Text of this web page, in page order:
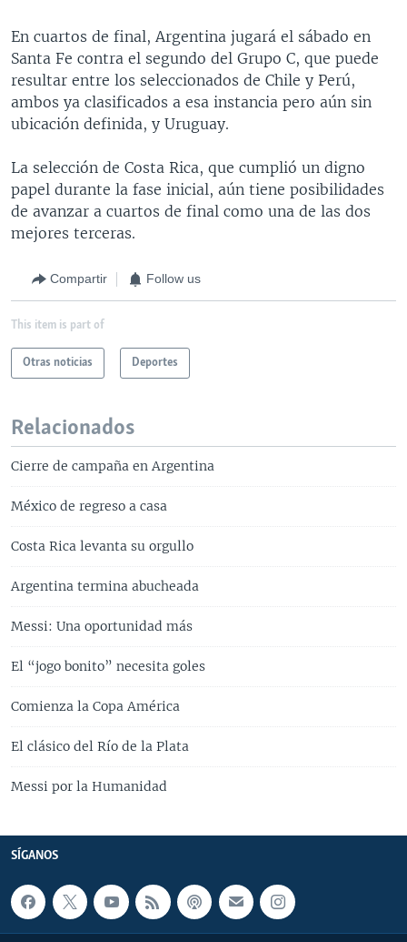
En cuartos de final, Argentina jugará el sábado en
Santa Fe contra el segundo del Grupo C, que puede
resultar entre los seleccionados de Chile y Perú,
ambos ya clasificados a esa instancia pero aún sin
ubicación definida, y Uruguay.
La selección de Costa Rica, que cumplió un digno
papel durante la fase inicial, aún tiene posibilidades
de avanzar a cuartos de final como una de las dos
mejores terceras.
Compartir Follow us
This item is part of
Otras noticias Deportes
Relacionados
Cierre de campaña en Argentina
México de regreso a casa
Costa Rica levanta su orgullo
Argentina termina abucheada
Messi: Una oportunidad más
El “jogo bonito” necesita goles
Comienza la Copa América
El clásico del Río de la Plata
Messi por la Humanidad
SÍGANOS